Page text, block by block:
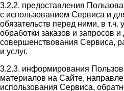
3.2.2. предоставления
с использованием Сервиса и
обязательств перед ними, в
обработки заказов и запросов
совершенствования Сервиса,
и услуг.
3.2.3. информирования
материалов на Сайте,
использования Сервиса,